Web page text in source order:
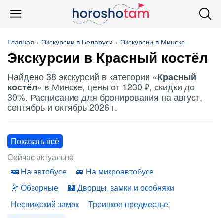
Главная Экскурсии в Беларуси Экскурсии в Минске
Экскурсии в Красный костёл
Найдено 38 экскурсий в категории «Красный
костёл» в Минске, цены от 1230 ₽, скидки до
30%. Расписание для бронирования на август,
сентябрь и октябрь 2026 г.
Показать всё
Сейчас актуально
На автобусе
На микроавтобусе
Обзорные
Дворцы, замки и особняки
Несвижский замок
Троицкое предместье